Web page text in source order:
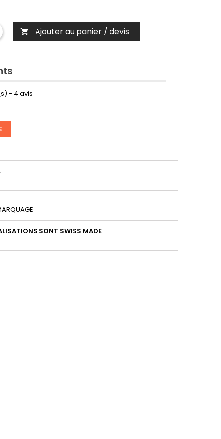
 Ajouter au panier / devis
- 4 avis
SONT SWISS MADE